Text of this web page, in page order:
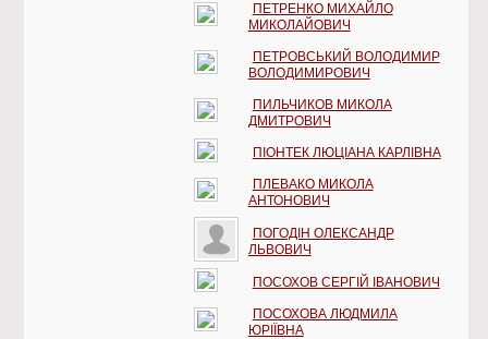
ПЕТРЕНКО МИХАЙЛО
МИКОЛАЙОВИЧ
ПЕТРОВСЬКИЙ ВОЛОДИМИР
ВОЛОДИМИРОВИЧ
ПИЛЬЧИКОВ МИКОЛА
ДМИТРОВИЧ
ПІОНТЕК ЛЮЦІАНА КАРЛІВНА
ПЛЕВАКО МИКОЛА
АНТОНОВИЧ
ПОГОДІН ОЛЕКСАНДР
ЛЬВОВИЧ
ПОСОХОВ СЕРГІЙ ІВАНОВИЧ
ПОСОХОВА ЛЮДМИЛА
ЮРІЇВНА